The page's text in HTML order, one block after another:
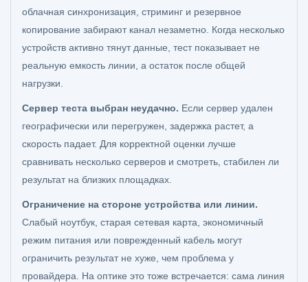
облачная синхронизация, стриминг и резервное
копирование забирают канал незаметно. Когда несколько
устройств активно тянут данные, тест показывает не
реальную емкость линии, а остаток после общей
нагрузки.
Сервер теста выбран неудачно. Если сервер удален
географически или перегружен, задержка растет, а
скорость падает. Для корректной оценки лучше
сравнивать несколько серверов и смотреть, стабилен ли
результат на близких площадках.
Ограничение на стороне устройства или линии.
Слабый ноутбук, старая сетевая карта, экономичный
режим питания или поврежденный кабель могут
ограничить результат не хуже, чем проблема у
провайдера. На оптике это тоже встречается: сама линия